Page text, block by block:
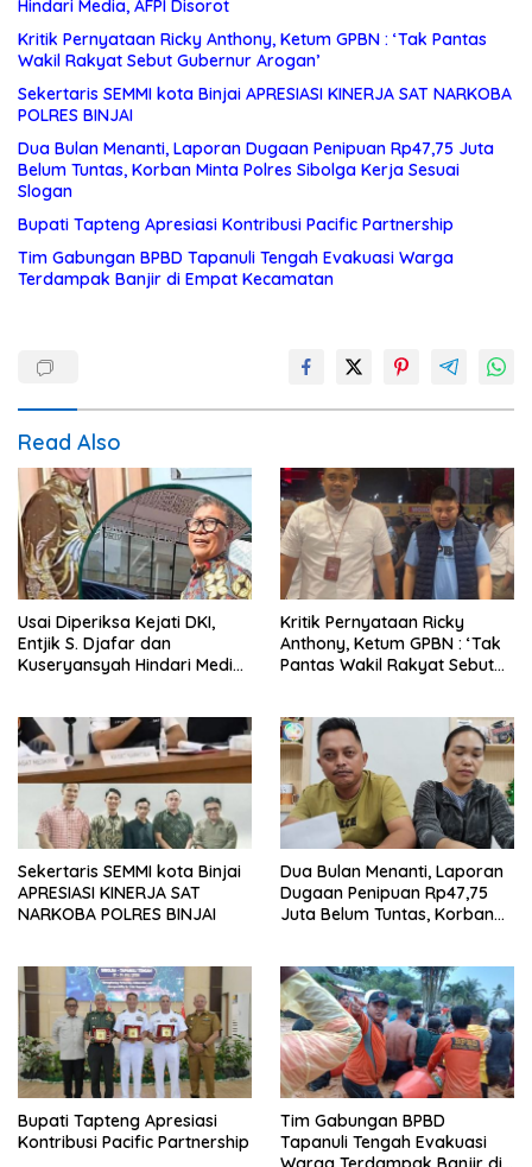
Hindari Media, AFPI Disorot
Kritik Pernyataan Ricky Anthony, Ketum GPBN : ‘Tak Pantas
Wakil Rakyat Sebut Gubernur Arogan’
Sekertaris SEMMI kota Binjai APRESIASI KINERJA SAT NARKOBA
POLRES BINJAI
Dua Bulan Menanti, Laporan Dugaan Penipuan Rp47,75 Juta
Belum Tuntas, Korban Minta Polres Sibolga Kerja Sesuai
Slogan
Bupati Tapteng Apresiasi Kontribusi Pacific Partnership
Tim Gabungan BPBD Tapanuli Tengah Evakuasi Warga
Terdampak Banjir di Empat Kecamatan
Read Also
Usai Diperiksa Kejati DKI,
Entjik S. Djafar dan
Kuseryansyah Hindari Media,
Kritik Pernyataan Ricky
Anthony, Ketum GPBN : ‘Tak
Pantas Wakil Rakyat Sebut
Sekertaris SEMMI kota Binjai
APRESIASI KINERJA SAT
NARKOBA POLRES BINJAI
Dua Bulan Menanti, Laporan
Dugaan Penipuan Rp47,75
Juta Belum Tuntas, Korban
Bupati Tapteng Apresiasi
Kontribusi Pacific Partnership
Tim Gabungan BPBD
Tapanuli Tengah Evakuasi